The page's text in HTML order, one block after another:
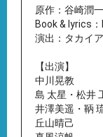
原作：谷崎潤
Book & lyrics
演出：タカイ
【出演】
中川晃教
島 太星・松井
井澤美遥・鞆
丘山晴己